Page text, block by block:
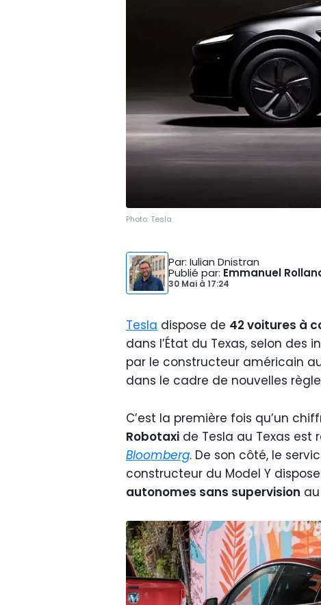
Photo: Tesla
Par: Iulian Dnistran
Publié par: Emmanuel
30 Mai à 17:24
Tesla dispose de 42 voitures à
dans l’État du Texas, selon des
par le constructeur américain
dans le cadre de nouvelles
C’est la première fois qu’un
Robotaxi de Tesla au Texas est
Bloomberg. De son côté, le
constructeur du Model Y
autonomes sans supervision